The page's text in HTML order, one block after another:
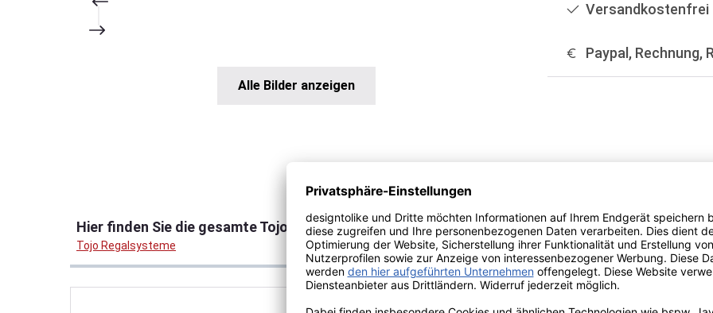
Alle Bilder anzeigen
Versandkostenfrei
Paypal, Rechnung,
Hier finden Sie die gesamte Tojo Regalsystem Kollektion
Tojo Regalsysteme